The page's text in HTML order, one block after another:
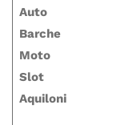
Auto
Barche
Moto
Slot
Aquiloni